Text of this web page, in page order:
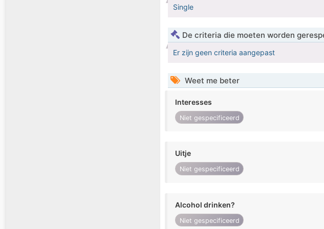
Single
De criteria die moeten worden
Er zijn geen criteria aangepast
Weet me beter
Interesses
Niet gespecificeerd
Uitje
Niet gespecificeerd
Alcohol drinken?
Niet gespecificeerd